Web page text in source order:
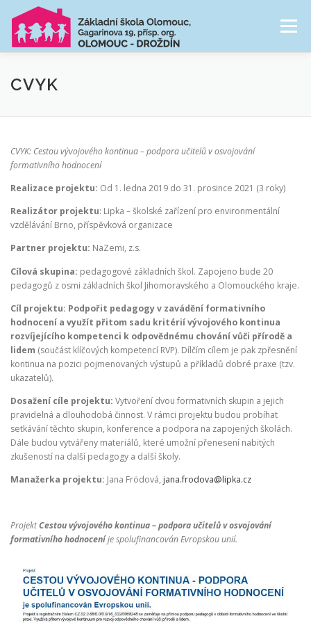
Přeskočit
obsah
Menu
NAŠE ŠKOLA
PRO RODIČE
CVYK
CVYK: Cestou vývojového kontinua – podpora učitelů v osvojování
formativního hodnocení
Realizace projektu: Od 1. ledna 2019 do 31. prosince 2021 (3 roky)
Realizátor projektu: Lipka – školské zařízení pro environmentální
vzdělávání Brno, příspěvková organizace
Partner projektu: NaZemi, z.s.
Cílová skupina: pedagogové základních škol. Zapojeno bude 20
pedagogů z osmi základních škol Jihomoravského a Olomouckého kraje.
Cíl projektu: Podpořit pedagogy v zavádění formativního
hodnocení a využít přitom sadu kritérií vývojového kontinua
rozvíjejícího kompetenci k odpovědnému chování vůči přírodě a
lidem (součást klíčových kompetencí RVP). Dílčím cílem je pak zpřesnění
kontinua na pozici pojmenovaných výstupů a příkladů dobré praxe (tzv.
ukazatelů).
Dosažení cíle projektu: Vytvoření dvou formativních skupin a jejich
pravidelná a dlouhodobá činnost. V rámci projektu budou probíhat
setkávání těchto skupin, konference a podpora na zapojených školách.
Dále budou vytvářeny materiálů, které umožní přenesení nabitých
zkušeností na další pedagogy a další školy.
Manažerka projektu: Jana Frödová, jana.frodova@lipka.cz
ProjektCestou vývojového kontinua – podpora učitelů v osvojování
formativního hodnoceníje spolufinancován Evropskou unií.